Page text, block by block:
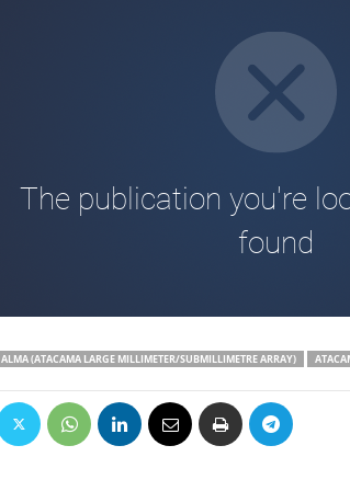
ALMA (ATACAMA LARGE MILLIMETER/SUBMILLIMETRE ARRAY)